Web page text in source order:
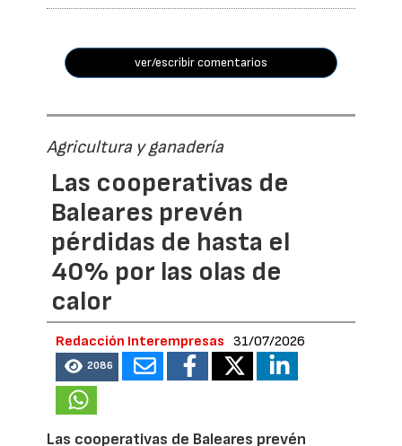
ver/escribir comentarios
Agricultura y ganadería
Las cooperativas de
Baleares prevén
pérdidas de hasta el
40% por las olas de
calor
Redacción Interempresas 31/07/2026
2086
Las cooperativas de Baleares prevén